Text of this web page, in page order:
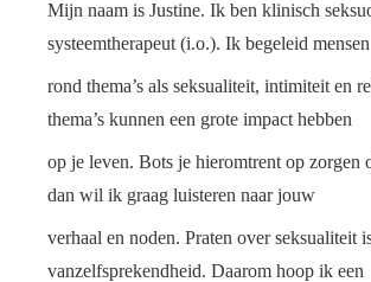
Mijn naam is Justine. Ik ben klinisch
systeemtherapeut (i.o.). Ik begeleid mensen
rond thema’s als seksualiteit, intimiteit en
thema’s kunnen een grote impact hebben
op je leven. Bots je hieromtrent op zorgen
dan wil ik graag luisteren naar jouw
verhaal en noden. Praten over seksualiteit
vanzelfsprekendheid. Daarom hoop ik een